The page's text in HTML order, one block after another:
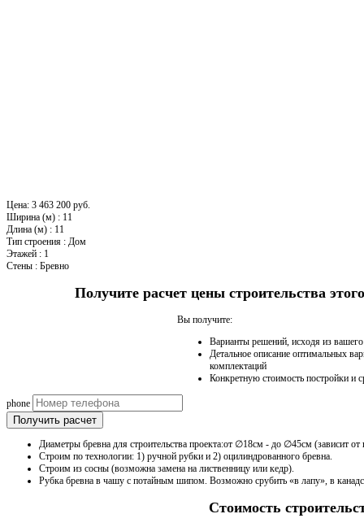
Цена: 3 463 200 руб.
Ширина (м) : 11
Длина (м) : 11
Тип строения : Дом
Этажей : 1
Стены : Бревно
Получите расчет цены строительства
Вы получите:
Варианты решений, исходя из
Детальное описание оптимальных
комплектаций
Конкретную стоимость постройки и
phone
Получить расчет
Диаметры бревна для строительства проекта:от ∅18см - до ∅45см (зависит от
Строим по технологии: 1) ручной рубки и 2) оцилиндрованного бревна.
Строим из сосны (возможна замена на лиственницу или кедр).
Рубка бревна в чашу с потайным шипом. Возможно срубить «в лапу», в
Стоимость